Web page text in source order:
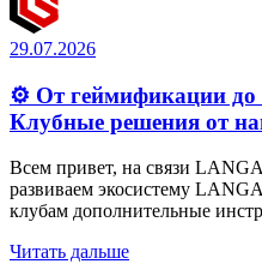
29.07.2026
⚙️ От геймификации до
Клубные решения от
Всем привет, на связи
развиваем экосистему
клубам дополнительные
Читать дальше